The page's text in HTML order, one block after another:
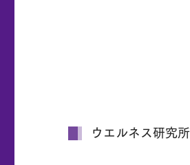
ウエルネス研究